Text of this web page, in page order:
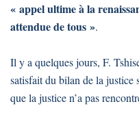
« appel ultime à la
attendue de tous ».
Il y a quelques jours, F.
satisfait du bilan de la justice
que la justice n’a pas